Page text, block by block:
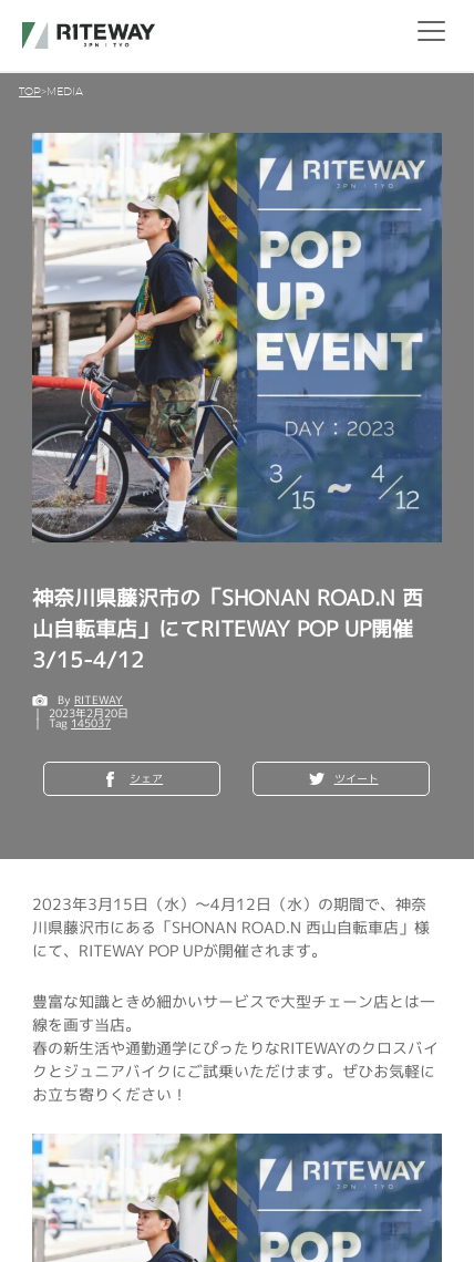
TOP MEDIA
神奈川県藤沢市の「SHONAN ROAD.N 西
山自転車店」にてRITEWAY POP UP開催
3/15-4/12
By RITEWAY
2023年2月20日
Tag 145037
シェア ツイート
2023年3月15日（水）～4月12日（水）の期間で、神奈
川県藤沢市にある「SHONAN ROAD.N 西山自転車店」様
にて、RITEWAY POP UPが開催されます。
豊富な知識ときめ細かいサービスで大型チェーン店とは一
線を画す当店。
春の新生活や通勤通学にぴったりなRITEWAYのクロスバイ
クとジュニアバイクにご試乗いただけます。ぜひお気軽に
お立ち寄りください！